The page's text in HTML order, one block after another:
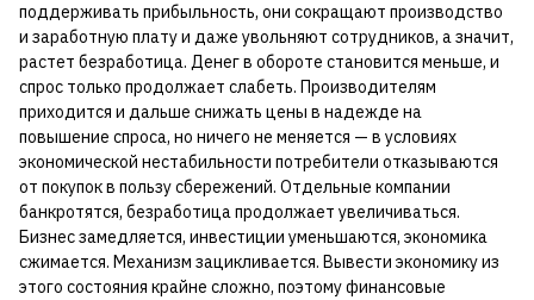
поддерживать прибыльность, они сокращают производство
и заработную плату и даже увольняют сотрудников, а значит,
растет безработица. Денег в обороте становится меньше, и
спрос только продолжает слабеть. Производителям
приходится и дальше снижать цены в надежде на
повышение спроса, но ничего не меняется — в условиях
экономической нестабильности потребители отказываются
от покупок в пользу сбережений. Отдельные компании
банкротятся, безработица продолжает увеличиваться.
Бизнес замедляется, инвестиции уменьшаются, экономика
сжимается. Механизм зацикливается. Вывести экономику из
этого состояния крайне сложно, поэтому финансовые